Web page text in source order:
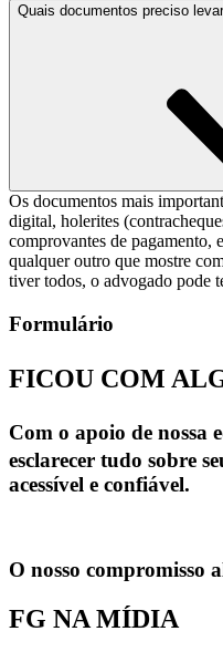
Quais documentos preciso
Os documentos mais
digital, holerites
comprovantes de pagamento,
qualquer outro que mostre
tiver todos, o advogado pode
Formulário
FICOU COM
Com o apoio de
esclarecer tudo sobre
acessível e confiável.
O nosso compromisso
FG NA MÍDIA